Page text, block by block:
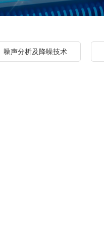
噪声分析及降噪技术